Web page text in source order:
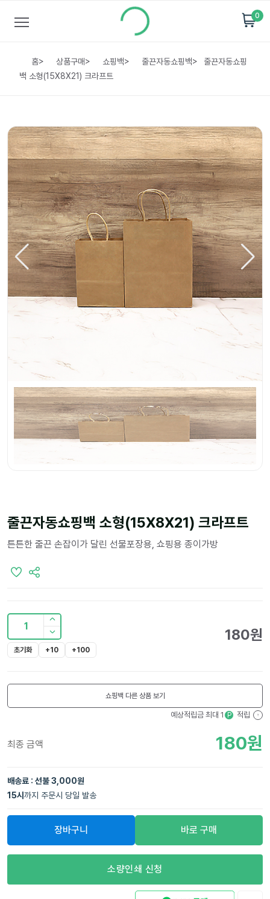
0
홈> 상품구매> 쇼핑백> 줄끈자동쇼핑백>
줄끈자동쇼핑
백 소형(15X8X21) 크라프트
줄끈자동쇼핑백 소형(15X8X21) 크라프트
튼튼한 줄끈 손잡이가 달린 선물포장용, 쇼핑용 종이가방
1
초기화 +10 +100
180원
쇼핑백 다른 상품 보기
예상적립금 최대 1 P 적립 ?
최종 금액 180원
배송료 : 선불 3,000원
15시 까지 주문시 당일 발송
장바구니 바로 구매
소량인쇄 신청